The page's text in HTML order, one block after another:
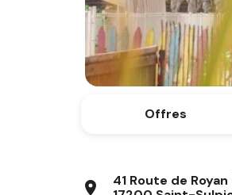
Offres
location_on
41 Route de